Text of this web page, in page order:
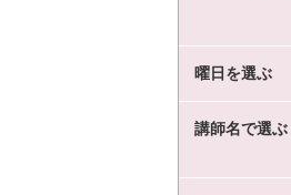
曜日を選ぶ
講師名で選ぶ